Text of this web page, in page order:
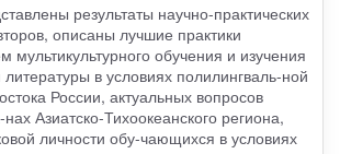
результаты научно-практических
описаны лучшие практики
мультикультурного обучения и изучения
литературы в условиях полилингваль-ной
России, актуальных вопросов
нах Азиатско-Тихоокеанского региона,
личности обу-чающихся в условиях